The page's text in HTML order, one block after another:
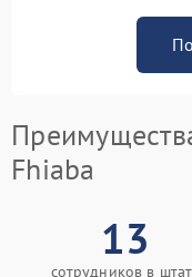
Fhiaba
13
сотрудников в